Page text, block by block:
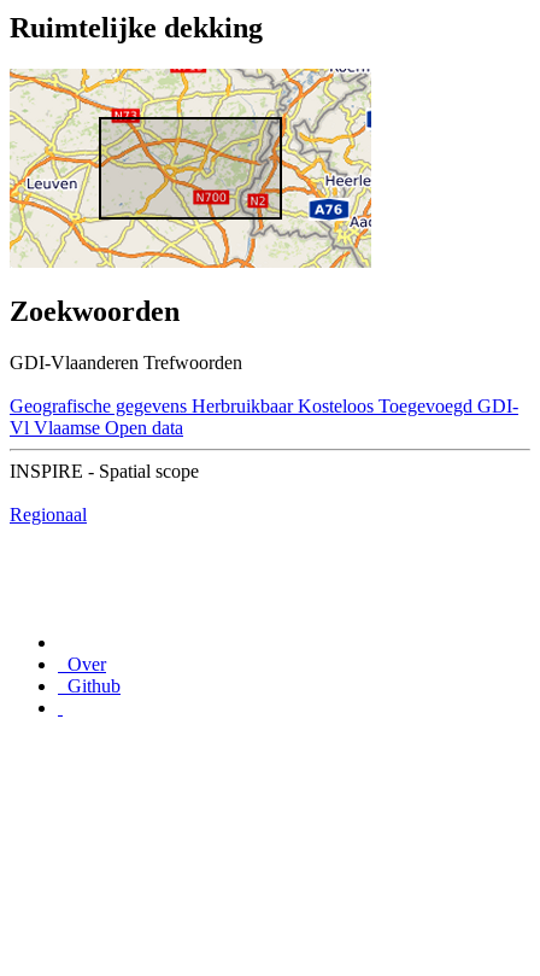
Ruimtelijke dekking
Zoekwoorden
GDI-Vlaanderen Trefwoorden
Geografische gegevens Herbruikbaar Kosteloos Toegevoegd GDI-
Vl Vlaamse Open data
INSPIRE - Spatial scope
Regionaal
Over
Github